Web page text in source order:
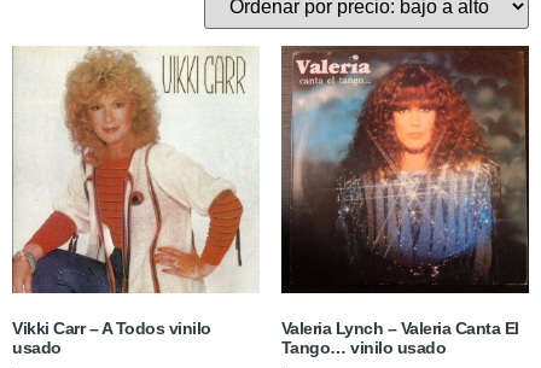
Vikki Carr ‎– A Todos vinilo
usado
Valeria Lynch ‎– Valeria Canta El
Tango… vinilo usado